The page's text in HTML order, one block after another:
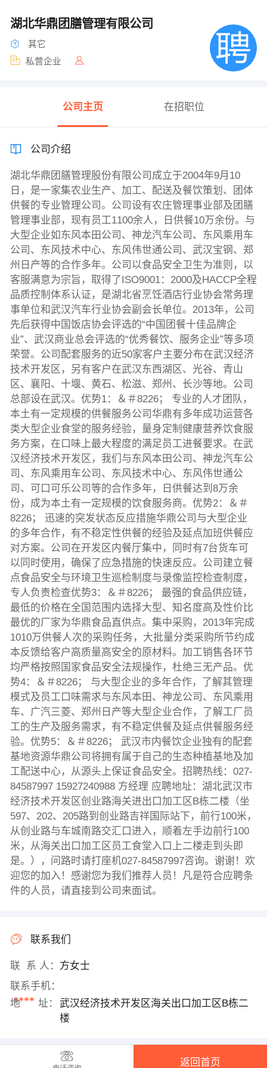
湖北华鼎团膳管理有限公司
其它
私营企业
公司主页 在招职位
公司介绍
湖北华鼎团膳管理股份有限公司成立于2004年9月10
日，是一家集农业生产、加工、配送及餐饮策划、团体
供餐的专业管理公司。公司设有农庄管理事业部及团膳
管理事业部，现有员工1100余人，日供餐10万余份。与
大型企业如东风本田公司、神龙汽车公司、东风乘用车
公司、东风技术中心、东风伟世通公司、武汉宝钢、郑
州日产等的合作多年。公司以食品安全卫生为准则，以
客服满意为宗旨，取得了ISO9001：2000及HACCP全程
品质控制体系认证，是湖北省烹饪酒店行业协会常务理
事单位和武汉汽车行业协会副会长单位。2013年，公司
先后获得中国饭店协会评选的“中国团餐十佳品牌企
业”、武汉商业总会评选的“优秀餐饮、服务企业”等多项
荣誉。公司配套服务的近50家客户主要分布在武汉经济
技术开发区，另有客户在武汉东西湖区、光谷、青山
区、襄阳、十堰、黄石、松滋、郑州、长沙等地。公司
总部设在武汉。优势1：＆＃8226； 专业的人才团队，
本土有一定规模的供餐服务公司华鼎有多年成功运营各
类大型企业食堂的服务经验，量身定制健康营养饮食服
务方案，在口味上最大程度的满足员工进餐要求。在武
汉经济技术开发区，我们与东风本田公司、神龙汽车公
司、东风乘用车公司、东风技术中心、东风伟世通公
司、可口可乐公司等的合作多年，日供餐达到8万余
份，成为本土有一定规模的饮食服务商。优势2：＆＃
8226； 迅速的突发状态反应措施华鼎公司与大型企业
的多年合作，有不稳定性供餐的经验及延点加班供餐应
对方案。公司在开发区内餐厅集中，同时有7台货车可
以同时使用，确保了应急措施的快速反应。公司建立餐
点食品安全与环境卫生巡检制度与录像监控检查制度，
专人负责检查优势3：＆＃8226； 最强的食品供应链，
最低的价格在全国范围内选择大型、知名度高及性价比
最优的厂家为华鼎食品直供点。集中采购，2013年完成
1010万供餐人次的采购任务，大批量分类采购所节约成
本反馈给客户高质量高安全的原材料。加工销售各环节
均严格按照国家食品安全法规操作，杜绝三无产品。优
势4：＆＃8226； 与大型企业的多年合作，了解其管理
模式及员工口味需求与东风本田、神龙公司、东风乘用
车、广汽三菱、郑州日产等大型企业合作，了解工厂员
工的生产及服务需求，有不稳定供餐及延点供餐服务经
验。优势5：＆＃8226； 武汉市内餐饮企业独有的配套
基地资源华鼎公司将拥有属于自己的生态种植基地及加
工配送中心，从源头上保证食品安全。招聘热线：027-
84587997 15927240988 方经理 应聘地址：湖北武汉市
经济技术开发区创业路海关进出口加工区B栋二楼（坐
597、202、205路到创业路吉祥国际站下，前行100米，
从创业路与车城南路交汇口进入，顺着左手边前行100
米，从海关出口加工区员工食堂入口上二楼走到头即
是。），问路时请打座机027-84587997咨询。谢谢！欢
迎您的加入！感谢您为我们推荐人员！凡是符合应聘条
件的人员，请直接到公司来面试。
联系我们
联 系 人： 方女士
联系手机：
****
地 址：
武汉经济技术开发区海关出口加工区B栋二
楼
返回首页